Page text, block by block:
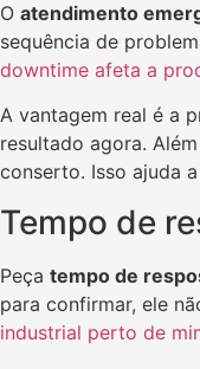
O atendimento
sequência de
downtime afeta a
A vantagem real é a
resultado agora.
conserto. Isso ajuda
Tempo de
Peça tempo de
para confirmar, ele
industrial perto de